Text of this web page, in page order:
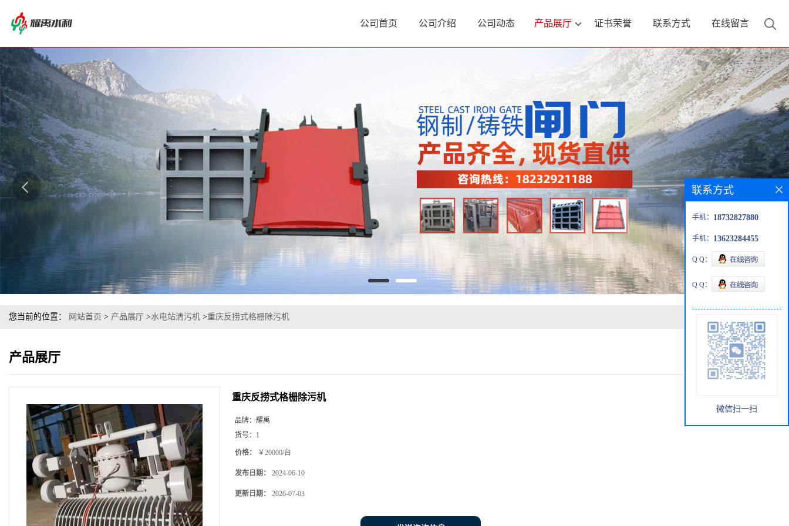
公司首页 公司介绍 公司动态 产品展厅 证书荣誉 联系方式 在线留言
您当前的位置： 网站首页 > 产品展厅 >水电站清污机 >重庆反捞式格栅除污机
产品展厅
重庆反捞式格栅除污机
品牌： 耀禹
货号： 1
价格： ￥20000/台
发布日期： 2024-06-10
更新日期： 2026-07-03
联系方式
手机： 18732827880
手机： 13623284455
Q Q：
Q Q：
微信扫一扫